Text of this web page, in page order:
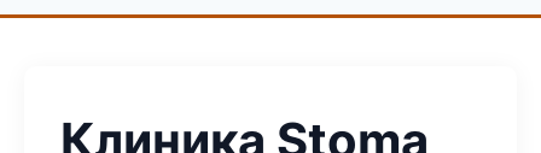
Клиника Stoma